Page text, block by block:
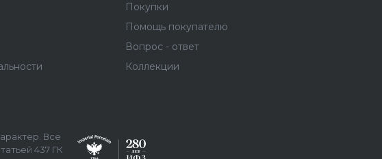
Покупки
Помощь покупателю
Вопрос - ответ
Коллекции
Все
437 ГК